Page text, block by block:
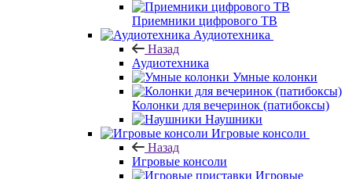
Приемники цифрового ТВ
Аудиотехника
Назад
Аудиотехника
Умные колонки
Колонки для вечеринок (патибоксы)
Наушники
Игровые консоли
Назад
Игровые консоли
Игровые